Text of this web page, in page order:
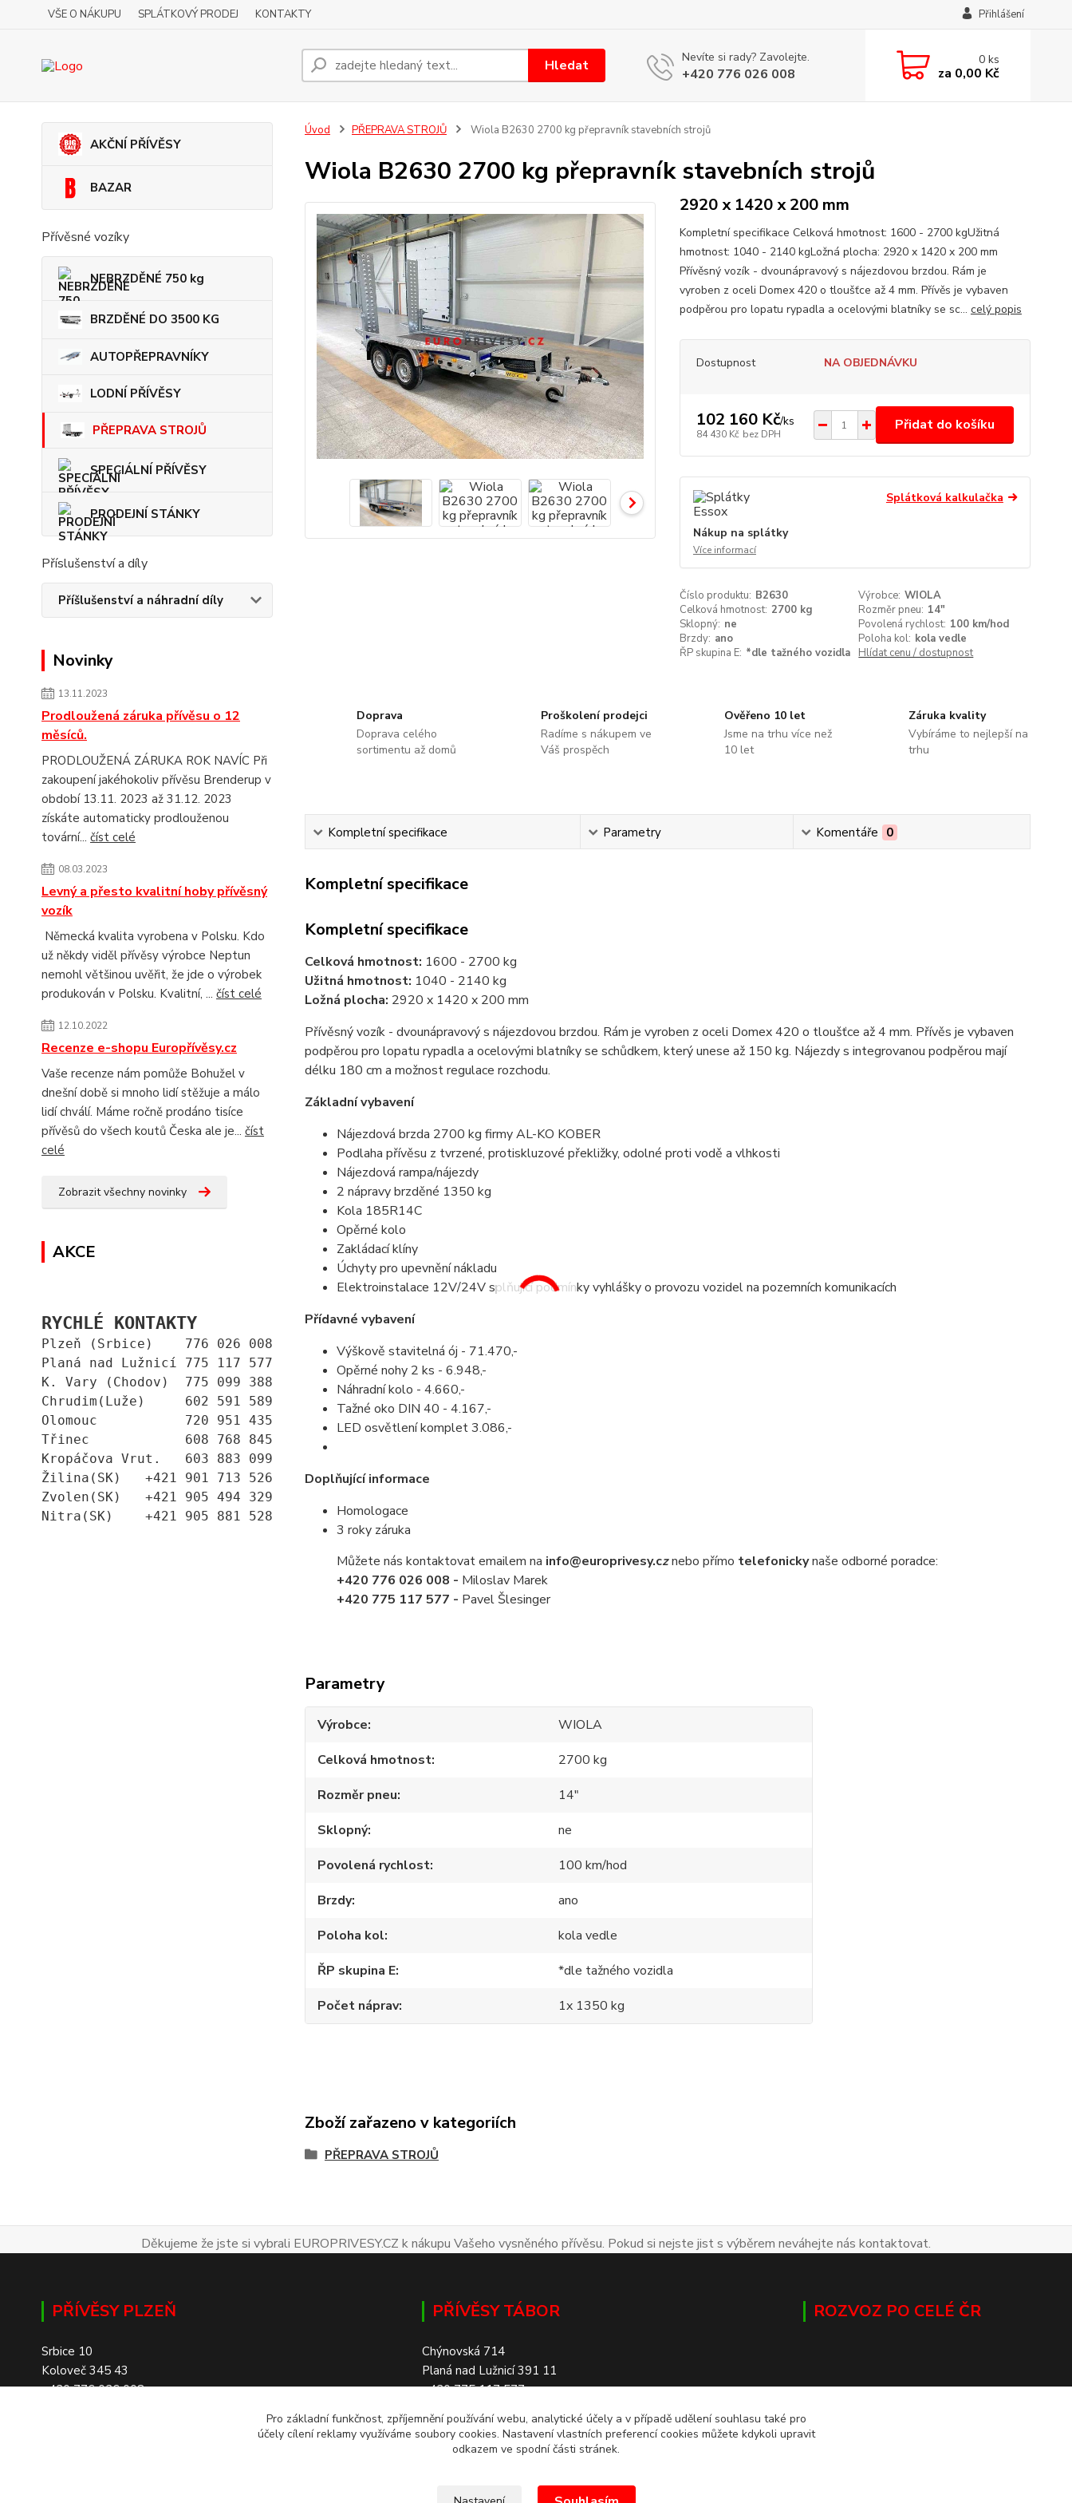
VŠE O NÁKUPU SPLÁTKOVÝ PRODEJ KONTAKTY Přihlášení
Hledat Nevíte si rady? Zavolejte.
+420 776 026 008
0ks
za 0,00 Kč
AKČNÍ PŘÍVĚSY
BAZAR
Přívěsné vozíky
NEBRZDĚNÉ 750 kg
BRZDĚNÉ DO 3500 KG
AUTOPŘEPRAVNÍKY
LODNÍ PŘÍVĚSY
PŘEPRAVA STROJŮ
SPECIÁLNÍ PŘÍVĚSY
PRODEJNÍ STÁNKY
Příslušenství a díly
Příšlušenství a náhradní díly
Novinky
13.11.2023
Prodloužená záruka přívěsu o 12
měsíců.
PRODLOUŽENÁ ZÁRUKA ROK NAVÍC Při
zakoupení jakéhokoliv přívěsu Brenderup v
období 13.11. 2023 až 31.12. 2023
získáte automaticky prodlouženou
tovární... číst celé
08.03.2023
Levný a přesto kvalitní hoby přívěsný
vozík
Německá kvalita vyrobena v Polsku. Kdo
už někdy viděl přívěsy výrobce Neptun
nemohl většinou uvěřit, že jde o výrobek
produkován v Polsku. Kvalitní, ... číst celé
12.10.2022
Recenze e-shopu Europřívěsy.cz
Vaše recenze nám pomůže Bohužel v
dnešní době si mnoho lidí stěžuje a málo
lidí chválí. Máme ročně prodáno tisíce
přívěsů do všech koutů Česka ale je... číst
celé
Zobrazit všechny novinky
AKCE
RYCHLÉ KONTAKTY
Plzeň (Srbice)    776 026 008
Planá nad Lužnicí 775 117 577
K. Vary (Chodov)  775 099 388
Chrudim(Luže)     602 591 589
Olomouc           720 951 435
Třinec            608 768 845
Kropáčova Vrut.   603 883 099
Žilina(SK)   +421 901 713 526
Zvolen(SK)   +421 905 494 329
Nitra(SK)    +421 905 881 528
Úvod PŘEPRAVA STROJŮ Wiola B2630 2700 kg přepravník stavebních strojů
Wiola B2630 2700 kg přepravník stavebních strojů
2920 x 1420 x 200 mm
Kompletní specifikace Celková hmotnost: 1600 - 2700 kgUžitná
hmotnost: 1040 - 2140 kgLožná plocha: 2920 x 1420 x 200 mm
Přívěsný vozík - dvounápravový s nájezdovou brzdou. Rám je
vyroben z oceli Domex 420 o tloušťce až 4 mm. Přívěs je vybaven
podpěrou pro lopatu rypadla a ocelovými blatníky se sc... celý popis
Dostupnost NA OBJEDNÁVKU
102 160 Kč/ks
84 430 Kč bez DPH
Přidat do košíku
Splátková kalkulačka
Nákup na splátky
Více informací
Číslo produktu: B2630 Výrobce: WIOLA
Celková hmotnost: 2700 kg Rozměr pneu: 14"
Sklopný: ne Povolená rychlost: 100 km/hod
Brzdy: ano Poloha kol: kola vedle
ŘP skupina E: *dle tažného vozidla Hlídat cenu / dostupnost
Doprava
Doprava celého
sortimentu až domů
Proškolení prodejci
Radíme s nákupem ve
Váš prospěch
Ověřeno 10 let
Jsme na trhu více než
10 let
Záruka kvality
Vybíráme to nejlepší na
trhu
Kompletní specifikace Parametry Komentáře 0
Kompletní specifikace
Kompletní specifikace
Celková hmotnost: 1600 - 2700 kg
Užitná hmotnost: 1040 - 2140 kg
Ložná plocha: 2920 x 1420 x 200 mm
Přívěsný vozík - dvounápravový s nájezdovou brzdou. Rám je vyroben z oceli Domex 420 o tloušťce až 4 mm. Přívěs je vybaven
podpěrou pro lopatu rypadla a ocelovými blatníky se schůdkem, který unese až 150 kg. Nájezdy s integrovanou podpěrou mají
délku 180 cm a možnost regulace rozchodu.
Základní vybavení
Nájezdová brzda 2700 kg firmy AL-KO KOBER
Podlaha přívěsu z tvrzené, protiskluzové překližky, odolné proti vodě a vlhkosti
Nájezdová rampa/nájezdy
2 nápravy brzděné 1350 kg
Kola 185R14C
Opěrné kolo
Zakládací klíny
Úchyty pro upevnění nákladu
Elektroinstalace 12V/24V splňující podmínky vyhlášky o provozu vozidel na pozemních komunikacích
Přídavné vybavení
Výškově stavitelná ój - 71.470,-
Opěrné nohy 2 ks - 6.948,-
Náhradní kolo - 4.660,-
Tažné oko DIN 40 - 4.167,-
LED osvětlení komplet 3.086,-
Doplňující informace
Homologace
3 roky záruka
Můžete nás kontaktovat emailem na info@europrivesy.cznebo přímo telefonickynaše odborné poradce:
+420 776 026 008 - Miloslav Marek
+420 775 117 577 - Pavel Šlesinger
Parametry
Výrobce
WIOLA
Celková hmotnost
2700 kg
Rozměr pneu
14"
Sklopný
ne
Povolená rychlost
100 km/hod
Brzdy
ano
Poloha kol
kola vedle
ŘP skupina E
*dle tažného vozidla
Počet náprav
1x 1350 kg
Zboží zařazeno v kategoriích
PŘEPRAVA STROJŮ
Děkujeme že jste si vybrali EUROPRIVESY.CZ k nákupu Vašeho vysněného přívěsu. Pokud si nejste jist s výběrem neváhejte nás kontaktovat.
PŘÍVĚSY PLZEŇ
Srbice 10
Koloveč 345 43
+420 776 026 008
PŘÍVĚSY TÁBOR
Chýnovská 714
Planá nad Lužnicí 391 11
+420 775 117 577
SKLADEM 200+ PŘÍVĚSŮ
ROZVOZ PO CELÉ ČR
Pro základní funkčnost, zpříjemnění používání webu, analytické účely a v případě udělení souhlasu také pro
účely cílení reklamy využíváme soubory cookies. Nastavení vlastních preferencí cookies můžete kdykoli upravit
odkazem ve spodní části stránek.